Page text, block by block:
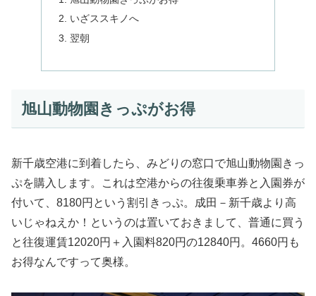
いざススキノへ
翌朝
旭山動物園きっぷがお得
新千歳空港に到着したら、みどりの窓口で旭山動物園きっ
ぷを購入します。これは空港からの往復乗車券と入園券が
付いて、8180円という割引きっぷ。成田－新千歳より高
いじゃねえか！というのは置いておきまして、普通に買う
と往復運賃12020円＋入園料820円の12840円。4660円も
お得なんですって奥様。